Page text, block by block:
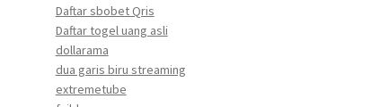
Daftar sbobet Qris
Daftar togel uang asli
dollarama
dua garis biru streaming
extremetube